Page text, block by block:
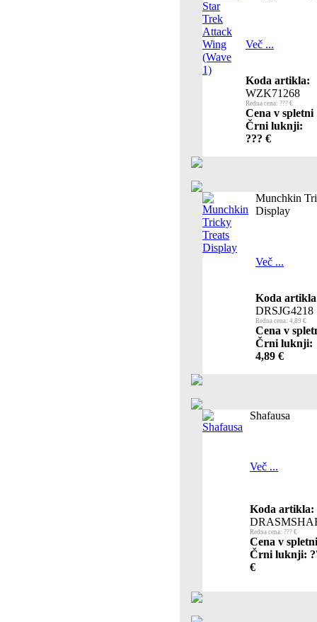
Več ...
Koda artikla:
WZK71268
Redna cena: ??? €
Cena v spletni
Črni luknji:
??? €
Munchkin
Display
Več ...
Koda
DRSJG4218
Redna cena: 4,89 €
Cena v
Črni luknji:
4,89 €
Shafausa
Več ...
Koda artikla:
Redna cena: ??? €
Cena v spletni
Črni luknji:
€